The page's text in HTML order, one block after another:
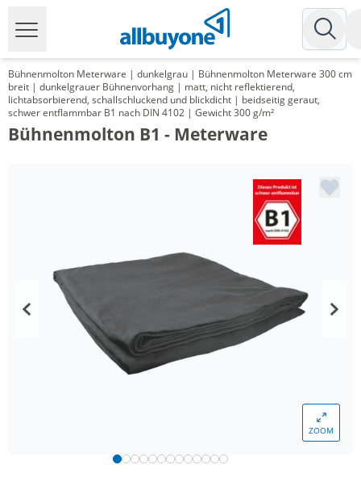
Bühnenmolton Meterware | dunkelgrau | Bühnenmolton Meterware 300 cm
breit | dunkelgrauer Bühnenvorhang | matt, nicht reflektierend,
lichtabsorbierend, schallschluckend und blickdicht | beidseitig geraut,
schwer entflammbar B1 nach DIN 4102 | Gewicht 300 g/m²
Bühnenmolton B1 - Meterware
ZOOM